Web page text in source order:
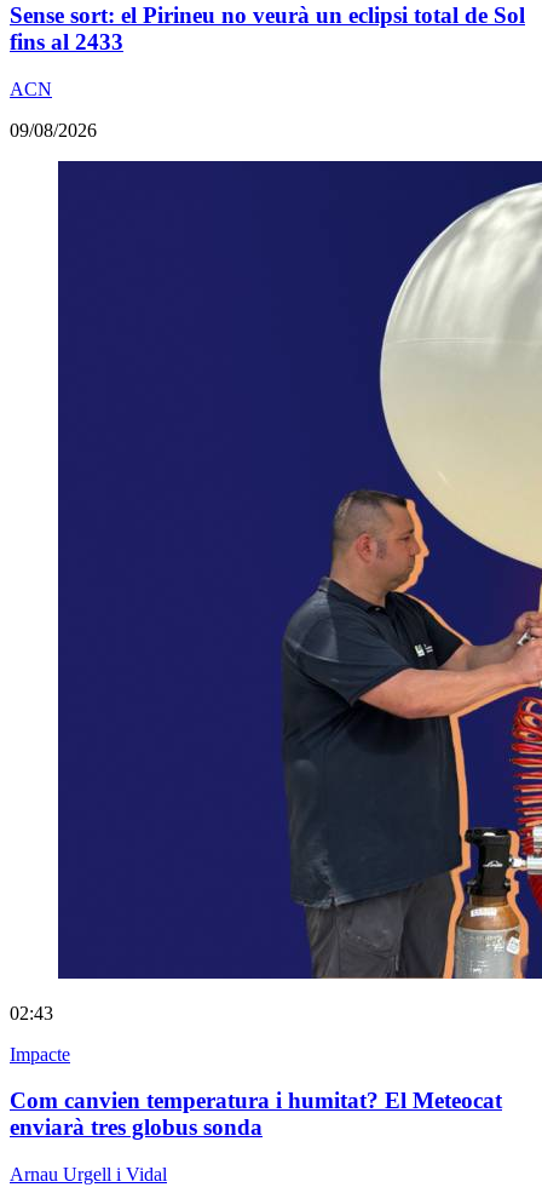
Sense sort: el Pirineu no veurà un eclipsi total de Sol
fins al 2433
ACN
09/08/2026
02:43
Impacte
Com canvien temperatura i humitat? El Meteocat
enviarà tres globus sonda
Arnau Urgell i Vidal